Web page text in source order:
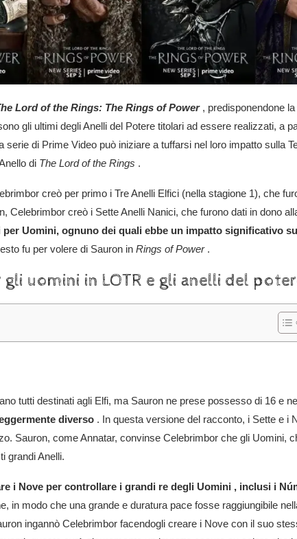
Lord of the Rings: The Rings of Power, predisponendone
gli ultimi degli Anelli del Potere titolari ad essere realizzati, a
di Prime Video può iniziare a tuffarsi nel loro impatto sulla
di The Lord of the Rings .
creò per primo i Tre Anelli Elfici (nella stagione 1), che
Celebrimbor creò i Sette Anelli Nanici, che furono dati in dono
per Uomini, ognuno dei quali ebbe un impatto significativo
fu per volere di Sauron in Rings of Power.
uomini in LOTR e gli anelli del
tutti destinati agli Elfi, ma Sauron ne prese possesso di 16 e
diverso . In questa versione del racconto, i Sette e i
Sauron, come Annatar, convinse Celebrimbor che gli Uomini,
grandi Anelli.
i Nove per controllare i grandi re degli Uomini , inclusi i
in modo che una grande e duratura pace fosse raggiungibile
ingannò Celebrimbor facendogli creare i Nove con il suo